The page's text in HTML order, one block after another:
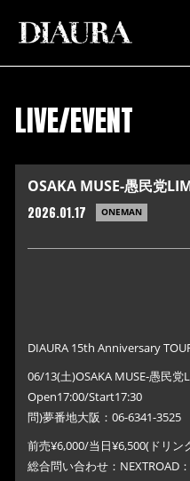
LIVE/EVENT
OSAKA MUSE-愚民党
2026.01.17 ONEMAN
DIAURA 15th Anniversary
06/13(土)OSAKA MUSE-愚民党
Open17:00/Start17:30
問)夢番地大阪：06-6341-3525
前売¥6,000/当日¥6,500(ドリン
総合問い合わせ：NEXTROAD